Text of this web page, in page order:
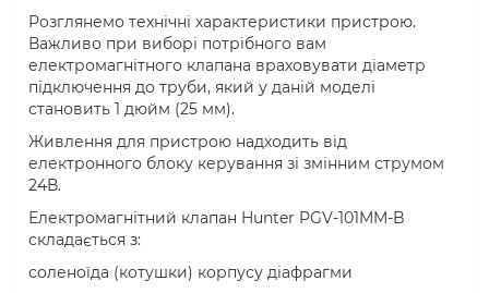
Розглянемо технічні характеристики пристрою.
Важливо при виборі потрібного вам
електромагнітного клапана враховувати діаметр
підключення до труби, який у даній моделі
становить 1 дюйм (25 мм).
Живлення для пристрою надходить від
електронного блоку керування зі змінним струмом
24В.
Електромагнітний клапан Hunter PGV-101MM-B
складається з:
соленоїда (котушки) корпусу діафрагми